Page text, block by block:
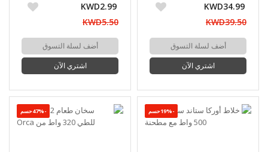
KWD34.99
KWD39.50
أضف لسلة التسوق
اشتري الآن
KWD2.99
KWD5.50
أضف لسلة التسوق
اشتري الآن
-19%حسم -47%حسم